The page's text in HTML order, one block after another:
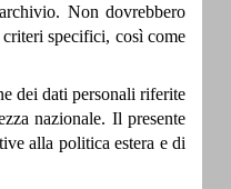
Non dovrebbero
specifici, così come
dei dati personali riferite
nazionale. Il presente
alla politica estera e di